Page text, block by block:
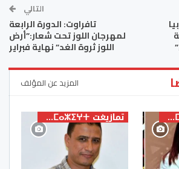
التالي
تافراوت: الدورة الرابعة
لمهرجان اللوز تحت شعار:”أرض
اللوز ثروة الغد” نهاية فبراير
المزيد عن المؤلف
تمازيغت ⵜⴰⵎⴰⵣⵉⵖⵜ تمازيغت ⵜⴰⵎⴰⵣⵉⵖⵜ